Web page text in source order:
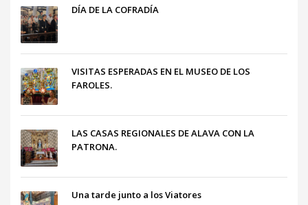
DÍA DE LA COFRADÍA
VISITAS ESPERADAS EN EL MUSEO DE LOS
FAROLES.
LAS CASAS REGIONALES DE ALAVA CON LA
PATRONA.
Una tarde junto a los Viatores